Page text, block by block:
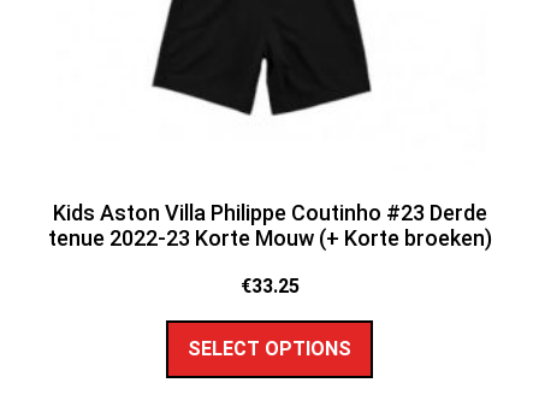
Kids Aston Villa Philippe Coutinho #23 Derde
tenue 2022-23 Korte Mouw (+ Korte broeken)
€33.25
SELECT OPTIONS